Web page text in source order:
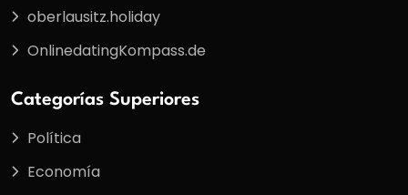
oberlausitz.holiday
OnlinedatingKompass.de
Categorías Superiores
Política
Economía